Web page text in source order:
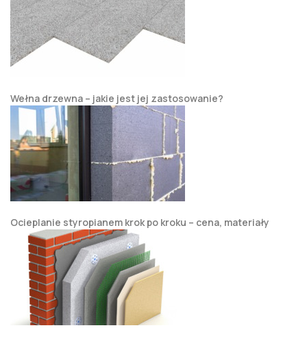
Wełna drzewna – jakie jest jej zastosowanie?
Ocieplanie styropianem krok po kroku – cena, materiały